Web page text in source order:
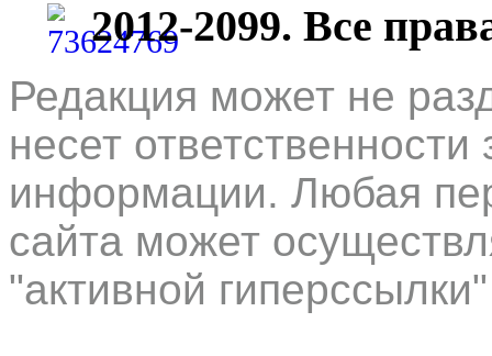
2012-2099. Все
Редакция может не
несет
информации. Любая
сайта может
"активной